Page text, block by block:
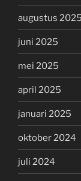
augustus 2025
juni 2025
mei 2025
april 2025
januari 2025
oktober 2024
juli 2024